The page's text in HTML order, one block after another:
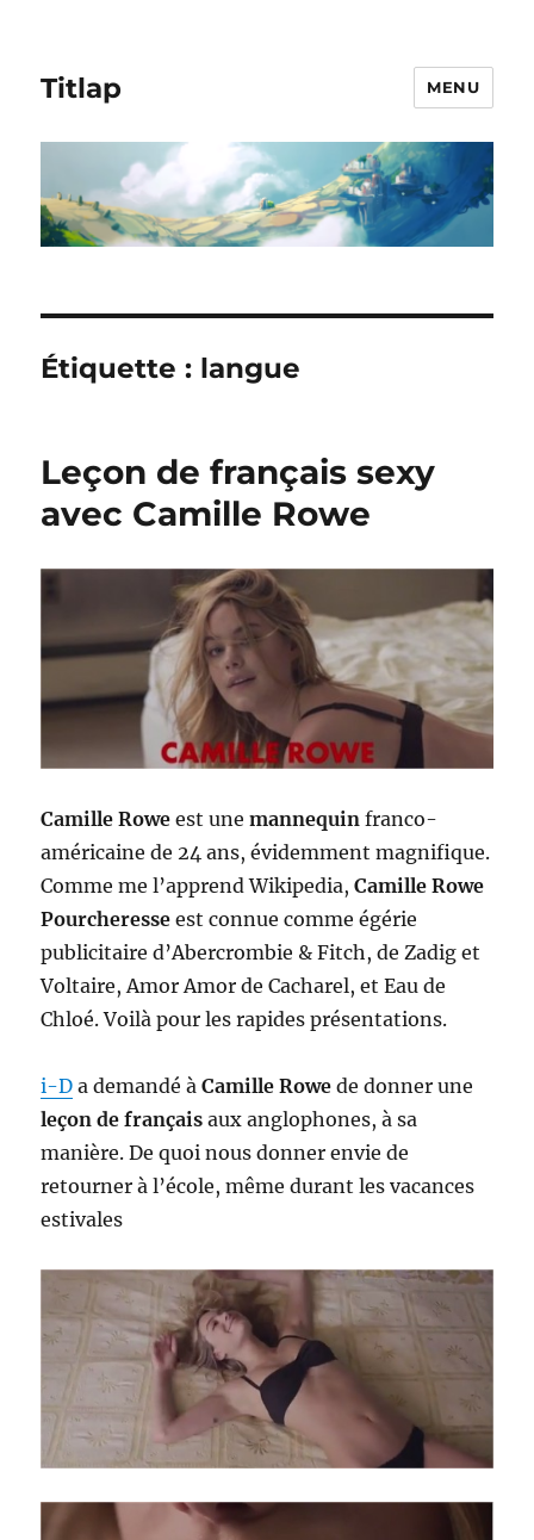
Titlap MENU
Étiquette : langue
Leçon de français sexy
avec Camille Rowe
Camille Rowe est unemannequin franco-
américaine de 24 ans, évidemment magnifique.
Comme me l’apprend Wikipedia,Camille Rowe
Pourcheresse est connue comme égérie
publicitaire d’Abercrombie & Fitch, de Zadig et
Voltaire, Amor Amor de Cacharel, et Eau de
Chloé. Voilà pour les rapides présentations.
i-D a demandé àCamille Rowe de donner une
leçon de français aux anglophones, à sa
manière. De quoi nous donner envie de
retourner à l’école, même durant les vacances
estivales